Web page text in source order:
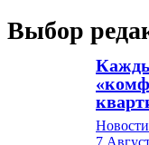
Выбор
Новости
7